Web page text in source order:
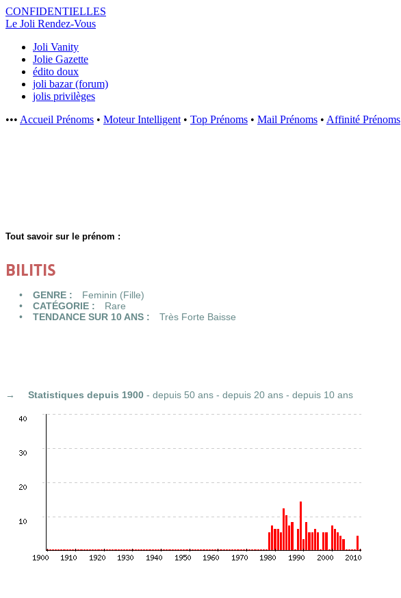
CONFIDENTIELLES
Le Joli Rendez-Vous
Joli Vanity
Jolie Gazette
édito doux
joli bazar (forum)
jolis privilèges
••• Accueil Prénoms • Moteur Intelligent • Top Prénoms • Mail Prénoms • Affinité Prénoms
Tout savoir sur le prénom :
BILITIS
GENRE :
Feminin (Fille)
CATÉGORIE :
Rare
TENDANCE SUR 10 ANS :
Très Forte Baisse
Statistiques depuis 1900 - depuis 50 ans - depuis 20 ans - depuis 10 ans